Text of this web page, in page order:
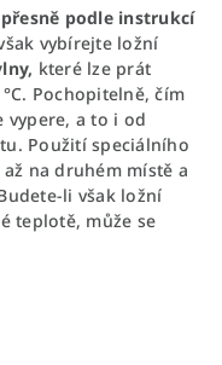
podle instrukcí
vybírejte ložní
které lze prát
Pochopitelně, čím
vypere, a to i od
Použití speciálního
na druhém místě a
li však ložní
teplotě, může se